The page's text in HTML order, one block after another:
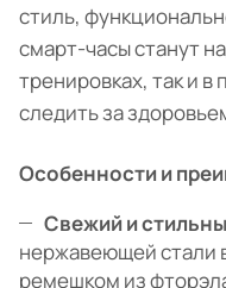
стиль,
смарт-часы станут
тренировках, так и
следить за
Особенности и
Свежий и
нержавеющей стали
ремешком из